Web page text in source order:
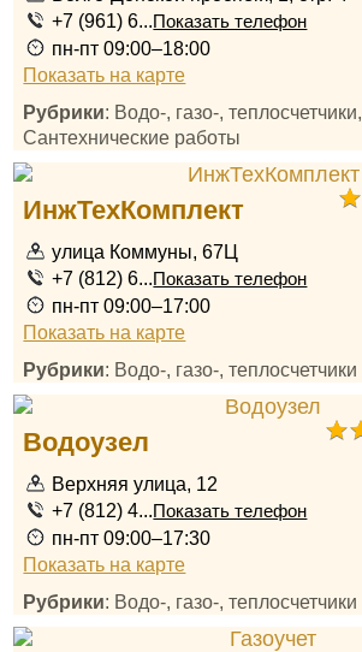
+7 (961) 6...Показать телефон
пн-пт 09:00–18:00
Показать на карте
Рубрики: Водо-, газо-, теплосчетчики,
Сантехнические работы
ИнжТехКомплект
улица Коммуны, 67Ц
+7 (812) 6...Показать телефон
пн-пт 09:00–17:00
Показать на карте
Рубрики: Водо-, газо-, теплосчетчики
Водоузел
Верхняя улица, 12
+7 (812) 4...Показать телефон
пн-пт 09:00–17:30
Показать на карте
Рубрики: Водо-, газо-, теплосчетчики